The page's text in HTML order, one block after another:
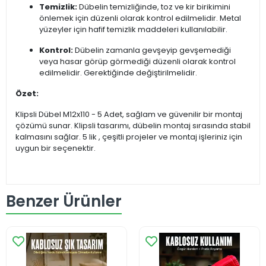
Temizlik:Dübelin temizliğinde, toz ve kir birikimini
önlemek için düzenli olarak kontrol edilmelidir. Metal
yüzeyler için hafif temizlik maddeleri kullanılabilir.
Kontrol:Dübelin zamanla gevşeyip gevşemediği
veya hasar görüp görmediği düzenli olarak kontrol
edilmelidir. Gerektiğinde değiştirilmelidir.
Özet:
Klipsli Dübel M12x110 - 5 Adet, sağlam ve güvenilir bir montaj
çözümü sunar. Klipsli tasarımı, dübelin montaj sırasında stabil
kalmasını sağlar. 5 lik , çeşitli projeler ve montaj işleriniz için
uygun bir seçenektir.
Benzer Ürünler